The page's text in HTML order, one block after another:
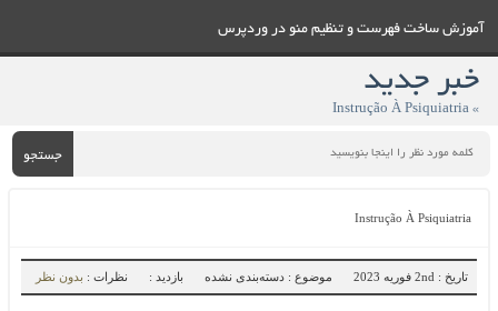
آموزش ساخت فهرست و تنظيم منو در وردپرس
خبر جدید
» Instrução À Psiquiatria
جستجو
Instrução À Psiquiatria
تاریخ : 2nd فوریه 2023 موضوع : دسته‌بندی نشده بازدید : نظرات : بدون نظر